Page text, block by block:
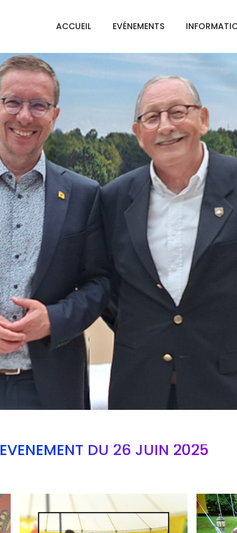
ACCUEIL EVÉNEMENTS
EVÉNEMENT DU 26 JUIN 2025
ARMCHAIR
Branding